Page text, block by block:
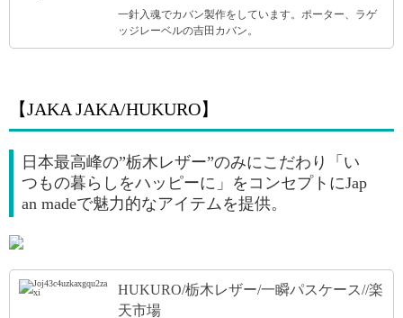
一針入魂でカバン製作をしています。ポーター、ラゲ
ッジレーベルの吉田カバン。
【JAKA JAKA/HUKURO】
日本最高峰の”栃木レザー”のみにこだわり「い
つもの暮らしをハッピーに」をコンセプトにJap
an madeで魅力的なアイテムを提供。
引用: https://www.rakuten.ne.jp/gold/jacajaca/hukuro/productpage/hu-sz004/img/main.jpg
HUKURO/栃木レザー/一瞬パスケース//楽
天市場